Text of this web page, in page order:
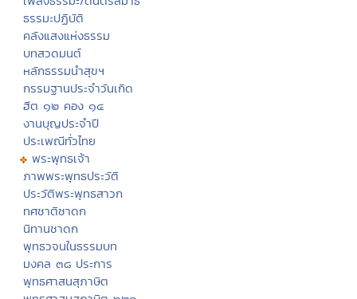
ธรรมะปฏิบัติ
คลังแสงแห่งธรรม
บทสวดมนต์
หลักธรรมนำสุขฯ
กรรมฐานประจำวันเกิด
ฮีต ๑๒ คอง ๑๔
งานบุญประจำปี
ประเพณีทั่วไทย
พระพุทธเจ้า
ภาพพระพุทธประวัติ
ประวัติพระพุทธสาวก
ทศชาติชาดก
นิทานชาดก
พุทธวจนในธรรมบท
มงคล ๓๘ ประการ
พุทธศาสนสุภาษิต